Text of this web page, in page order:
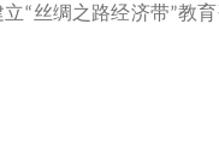
立“丝绸之路经济带”教